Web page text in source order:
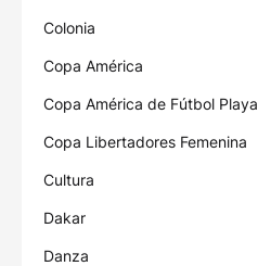
Colonia
Copa América
Copa América de Fútbol Playa
Copa Libertadores Femenina
Cultura
Dakar
Danza